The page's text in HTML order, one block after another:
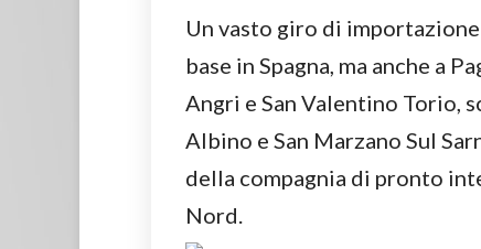
Un vasto giro di
base in Spagna, ma anche a
Angri e San Valentino Torio,
Albino e San Marzano Sul
della compagnia di pronto
Nord.